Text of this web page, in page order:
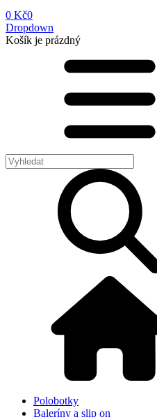
0 Kč0
Dropdown
Košík je prázdný
Polobotky
Baleríny a slip on